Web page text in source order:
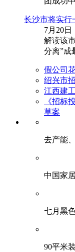
长沙市将实行
7月20
解读该
分离”成
假公司
绍兴市
江西建
《招标
草案
去产能
中国家
七月黑
90平米